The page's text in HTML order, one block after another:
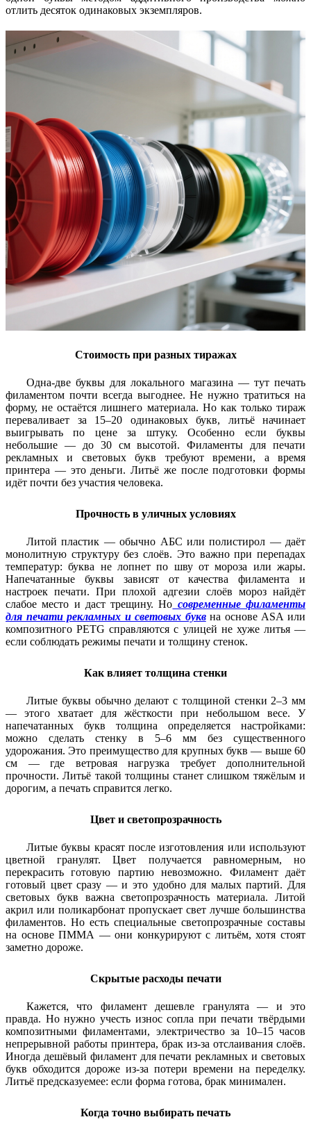
отлить десяток одинаковых экземпляров.
Стоимость при разных тиражах
Одна-две буквы для локального магазина — тут печать
филаментом почти всегда выгоднее. Не нужно тратиться на
форму, не остаётся лишнего материала. Но как только тираж
переваливает за 15–20 одинаковых букв, литьё начинает
выигрывать по цене за штуку. Особенно если буквы
небольшие — до 30 см высотой. Филаменты для печати
рекламных и световых букв требуют времени, а время
принтера — это деньги. Литьё же после подготовки формы
идёт почти без участия человека.
Прочность в уличных условиях
Литой пластик — обычно АБС или полистирол — даёт
монолитную структуру без слоёв. Это важно при перепадах
температур: буква не лопнет по шву от мороза или жары.
Напечатанные буквы зависят от качества филамента и
настроек печати. При плохой адгезии слоёв мороз найдёт
слабое место и даст трещину. Но современные филаменты
для печати рекламных и световых буквна основе ASA или
композитного PETG справляются с улицей не хуже литья —
если соблюдать режимы печати и толщину стенок.
Как влияет толщина стенки
Литые буквы обычно делают с толщиной стенки 2–3 мм
— этого хватает для жёсткости при небольшом весе. У
напечатанных букв толщина определяется настройками:
можно сделать стенку в 5–6 мм без существенного
удорожания. Это преимущество для крупных букв — выше 60
см — где ветровая нагрузка требует дополнительной
прочности. Литьё такой толщины станет слишком тяжёлым и
дорогим, а печать справится легко.
Цвет и светопрозрачность
Литые буквы красят после изготовления или используют
цветной гранулят. Цвет получается равномерным, но
перекрасить готовую партию невозможно. Филамент даёт
готовый цвет сразу — и это удобно для малых партий. Для
световых букв важна светопрозрачность материала. Литой
акрил или поликарбонат пропускает свет лучше большинства
филаментов. Но есть специальные светопрозрачные составы
на основе ПММА — они конкурируют с литьём, хотя стоят
заметно дороже.
Скрытые расходы печати
Кажется, что филамент дешевле гранулята — и это
правда. Но нужно учесть износ сопла при печати твёрдыми
композитными филаментами, электричество за 10–15 часов
непрерывной работы принтера, брак из-за отслаивания слоёв.
Иногда дешёвый филамент для печати рекламных и световых
букв обходится дороже из-за потери времени на переделку.
Литьё предсказуемее: если форма готова, брак минимален.
Когда точно выбирать печать